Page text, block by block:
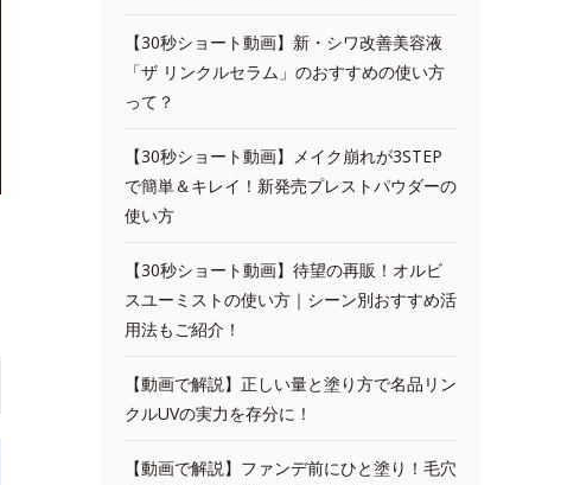
【30秒ショート動画】新・シワ改善美容液
「ザ リンクルセラム」のおすすめの使い方
って？
【30秒ショート動画】メイク崩れが3STEP
で簡単＆キレイ！新発売プレストパウダーの
使い方
【30秒ショート動画】待望の再販！オルビ
スユーミストの使い方｜シーン別おすすめ活
用法もご紹介！
【動画で解説】正しい量と塗り方で名品リン
クルUVの実力を存分に！
【動画で解説】ファンデ前にひと塗り！毛穴